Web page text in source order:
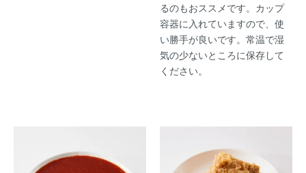
るのもおススメです。カップ
容器に入れていますので、使
い勝手が良いです。常温で湿
気の少ないところに保存して
ください。